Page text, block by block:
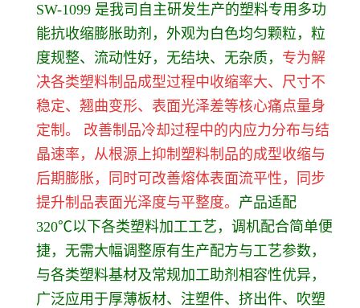
SW-1099 是我司自主研发生产的塑料专用多功
能抗收缩膨胀助剂，外观为白色均匀颗粒，粒
度规整、流动性好，无结块、无杂质， 专为解
决各类塑料制品成型过程中收缩率大、尺寸不
稳定、翘曲变形、表面光泽差等核心痛点量身
定制。
改善制品冷却过程中的内应力分布与结
晶速率，从根源上抑制塑料制品的成型收缩与
后期膨胀，同时可改善熔体表面流平性，同步
提升制品表面光泽度与平整度。 产品适配
320℃以下各类塑料加工工艺，调机配合简单便
捷，无需大幅调整原有生产配方与工艺参数，
与各类塑料基材及常规加工助剂相容性优异，
广泛应用于厚薄板材、注塑件、挤出件、吹塑